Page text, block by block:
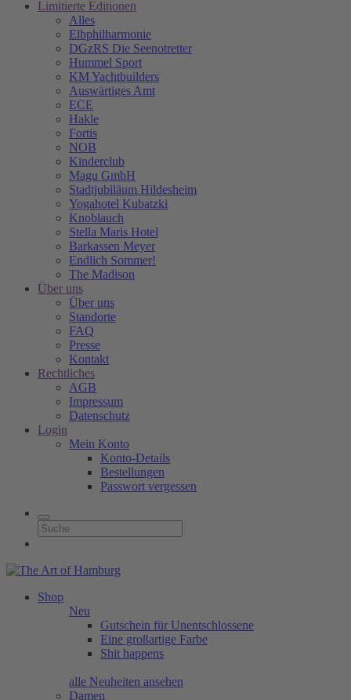
Limitierte Editionen
Alles
Elbphilharmonie
DGzRS Die Seenotretter
Hummel Sport
KM Yachtbuilders
Auswärtiges Amt
ECE
Hakle
Fortis
NOB
Kinderclub
Magu GmbH
Stadtjubiläum Hildesheim
Yogahotel Kubatzki
Knoblauch
Stella Maris Hotel
Barkassen Meyer
Endlich Sommer!
The Madison
Über uns
Über uns
Standorte
FAQ
Presse
Kontakt
Rechtliches
AGB
Impressum
Datenschutz
Login
Mein Konto
Konto-Details
Bestellungen
Passwort vergessen
Shop
Neu
Gutschein für Unentschlossene
Eine großartige Farbe
Shit happens
alle Neuheiten ansehen
Damen